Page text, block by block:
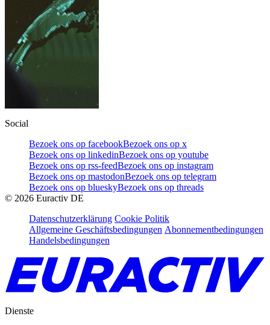
Social
Bezoek ons op facebookBezoek ons op x
Bezoek ons op linkedinBezoek ons op youtube
Bezoek ons op rss-feedBezoek ons op instagram
Bezoek ons op mastodonBezoek ons op telegram
Bezoek ons op blueskyBezoek ons op threads
© 2026 Euractiv DE
Datenschutzerklärung Cookie Politik
Allgemeine Geschäftsbedingungen Abonnementbedingungen
Handelsbedingungen
Dienste